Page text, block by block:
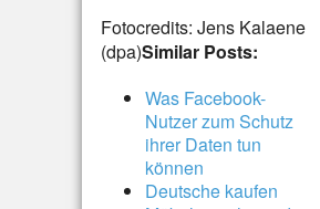
Fotocredits: Jens Kalaene
(dpa)Similar Posts:
Was Facebook-
Nutzer zum Schutz
ihrer Daten tun
können
Deutsche kaufen